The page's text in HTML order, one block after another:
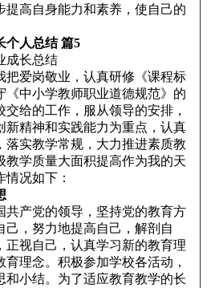
提高自身能力和素养，使自己的
个人总结 篇5
成长总结
爱岗敬业，认真研修《课程标
《中小学教师职业道德规范》的
交给的工作，服从领导的安排，
新精神和实践能力为重点，认真
落实教学常规，大力推进素质教
教学质量大面积提高作为我的天
况如下：
产党的领导，坚持党的教育方
己，努力地提高自己，解剖自
正视自己，认真学习新的教育理
育理念。积极参加学校各活动，
和小结。为了适应教育教学的长